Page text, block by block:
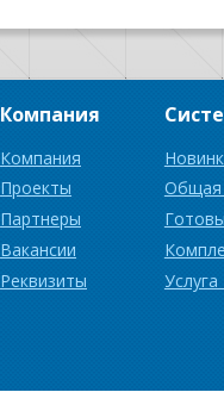
Компания
Компания
Проекты
Партнеры
Вакансии
Реквизиты
Общая